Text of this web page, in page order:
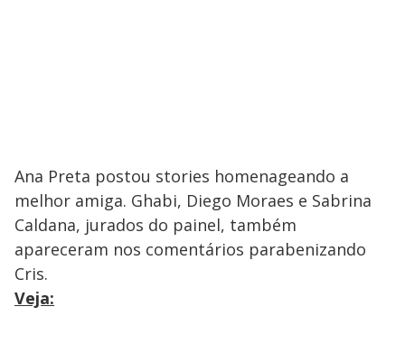
Ana Preta postou stories homenageando a
melhor amiga. Ghabi, Diego Moraes e Sabrina
Caldana, jurados do painel, também
apareceram nos comentários parabenizando
Cris.
Veja: